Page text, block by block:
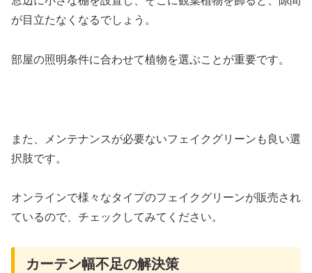
が目立たなくなるでしょう。
部屋の照明条件に合わせて植物を選ぶことが重要です。
また、メンテナンスが必要ないフェイクグリーンも良い選
択肢です。
オンラインで様々なタイプのフェイクグリーンが販売され
ているので、チェックしてみてください。
カーテン幅不足の解決策